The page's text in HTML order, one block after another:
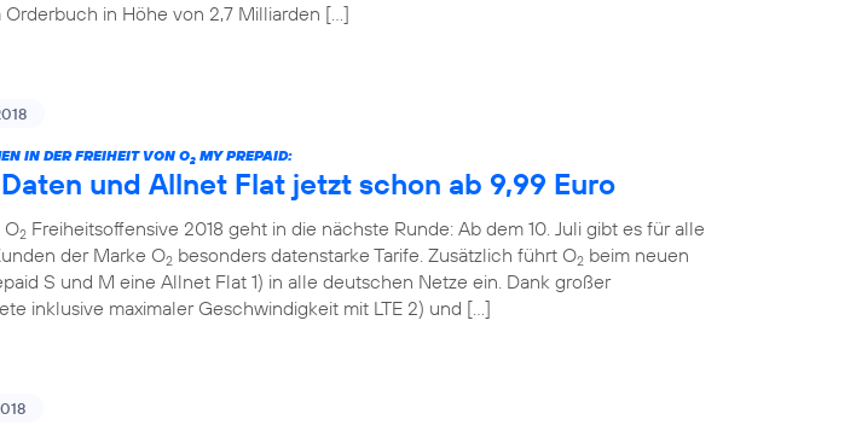
Orderbuch in Höhe von 2,7 Milliarden […]
IN DER FREIHEIT VON O2 MY PREPAID:
und Allnet Flat jetzt schon ab 9,99 Euro
O2 Freiheitsoffensive 2018 geht in die nächste Runde: Ab dem 10. Juli gibt es für alle
der Marke O2 besonders datenstarke Tarife. Zusätzlich führt O2 beim neuen
S und M eine Allnet Flat 1) in alle deutschen Netze ein. Dank großer
inklusive maximaler Geschwindigkeit mit LTE 2) und […]